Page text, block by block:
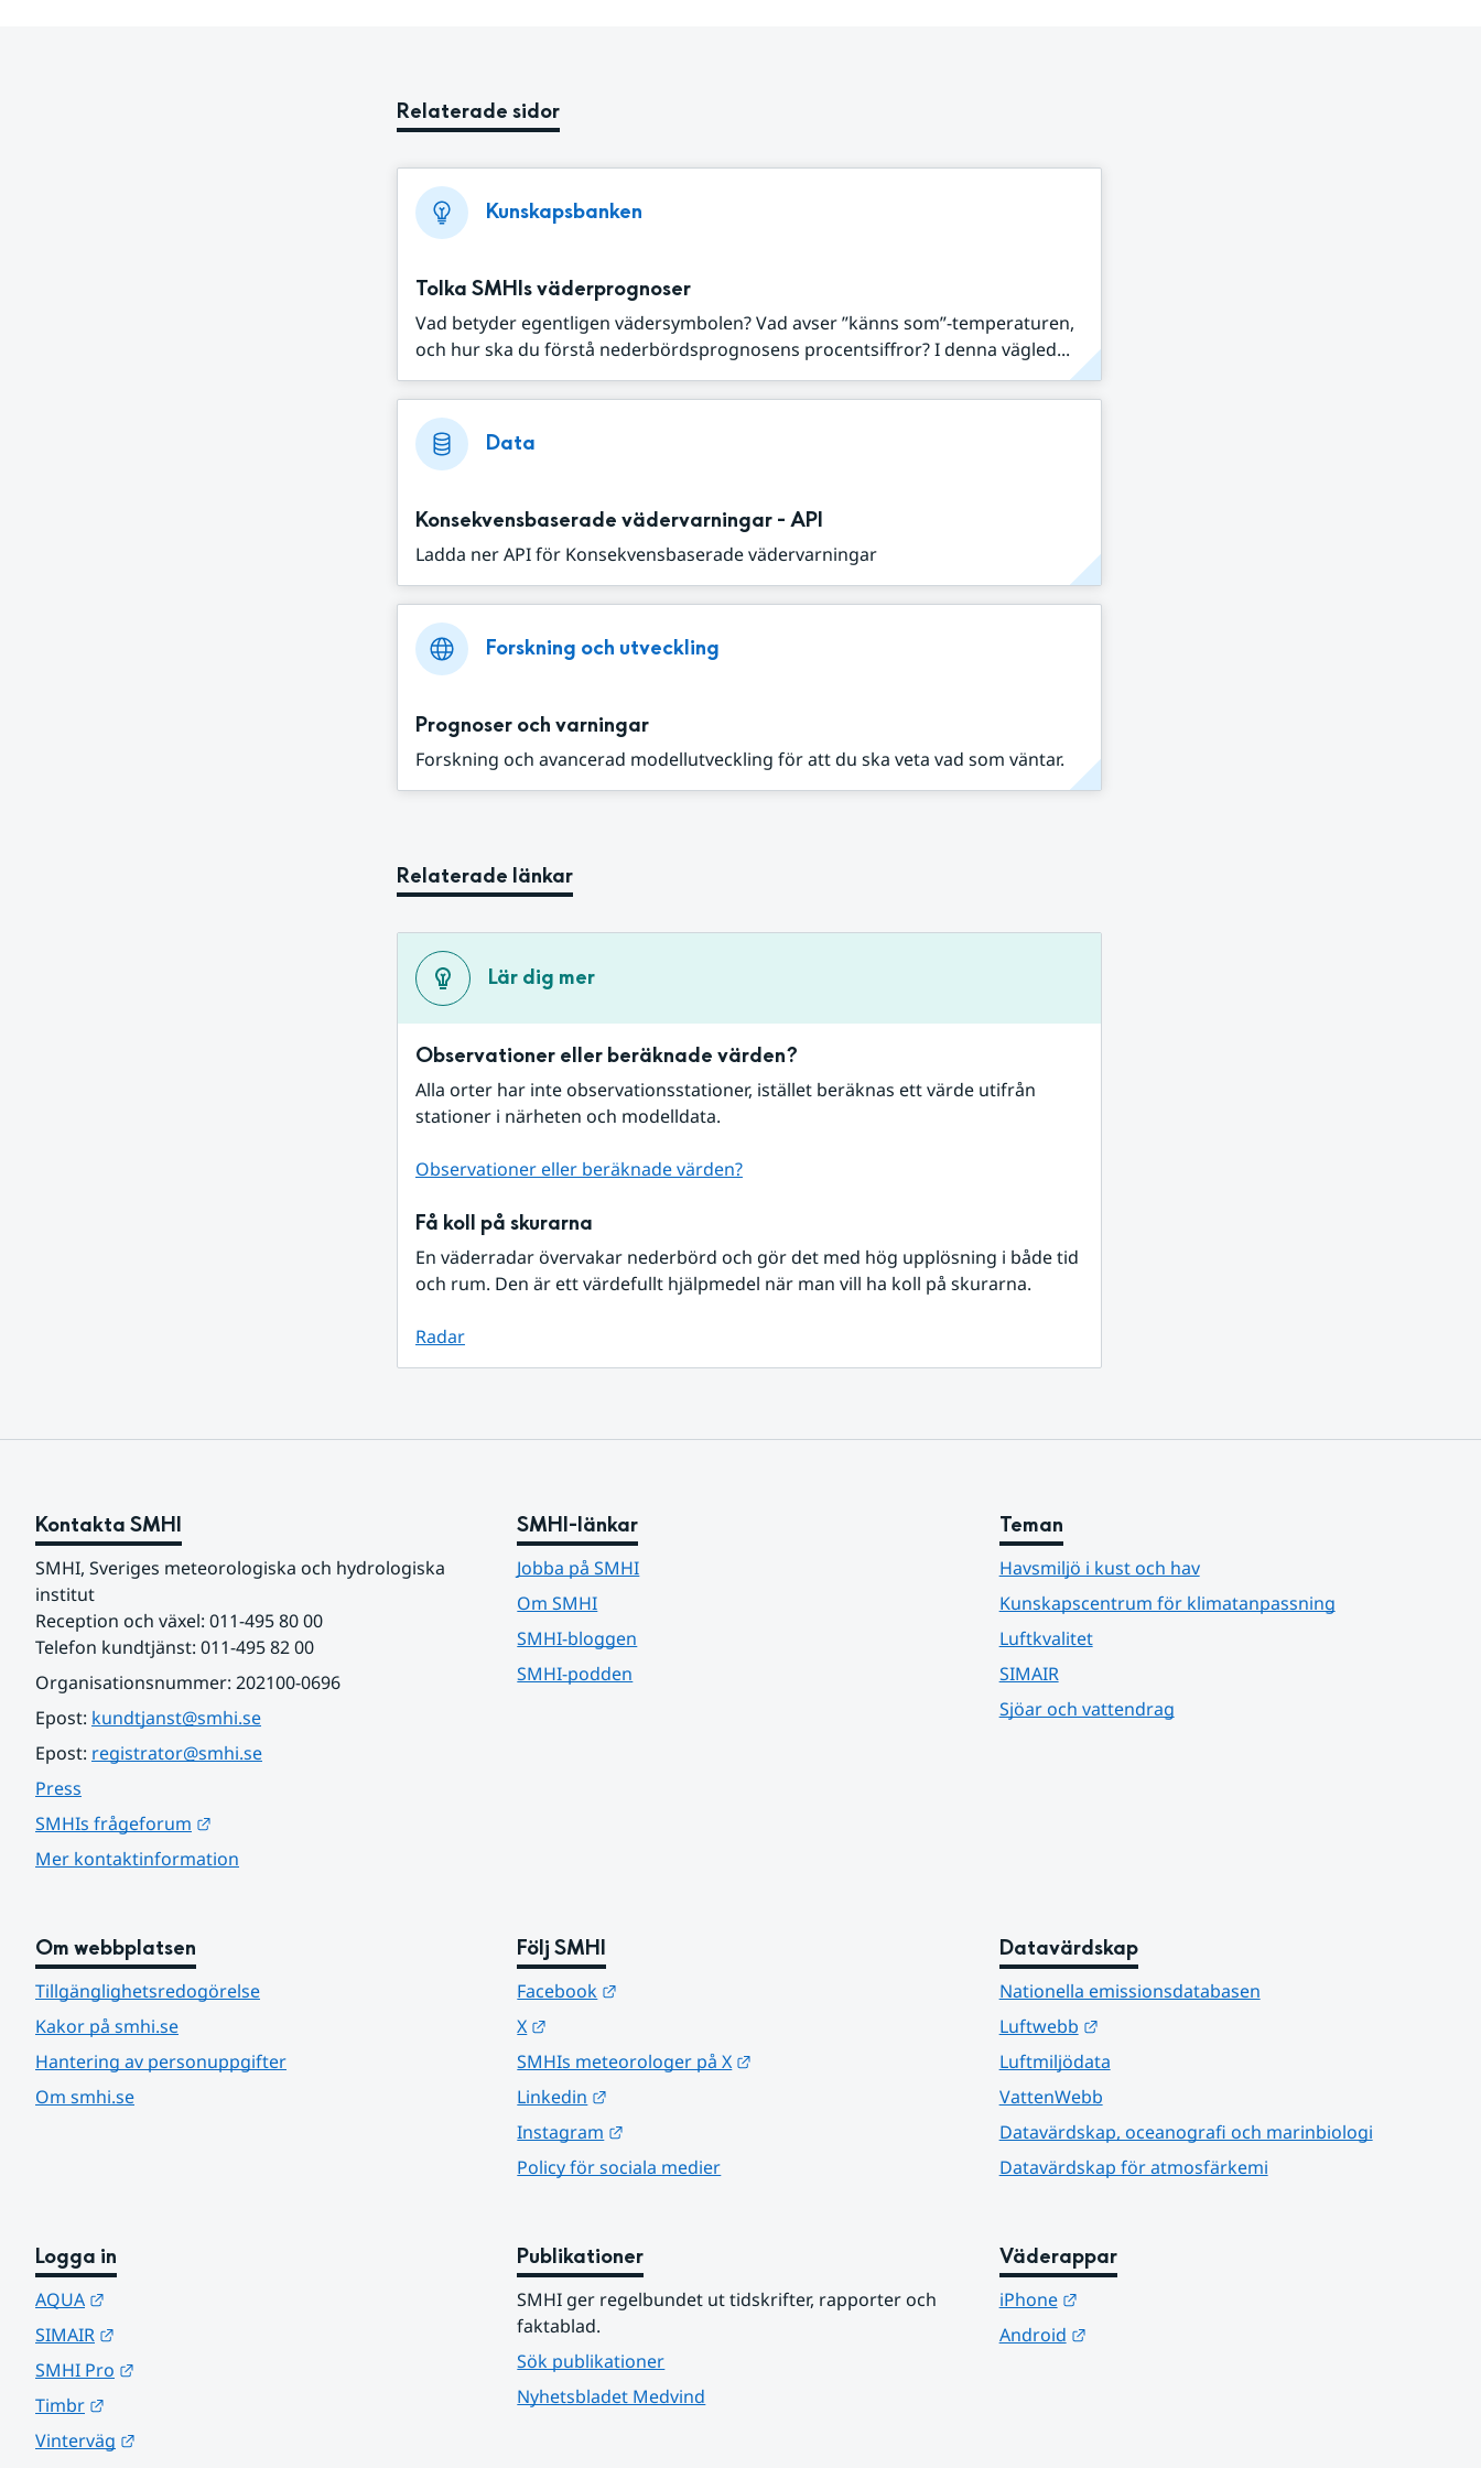
Relaterade sidor
Kunskapsbanken
Tolka SMHIs väderprognoser
Vad betyder egentligen vädersymbolen? Vad avser ”känns som”-temperaturen,
och hur ska du förstå nederbördsprognosens procentsiffror? I denna vägled...
Data
Konsekvensbaserade vädervarningar - API
Ladda ner API för Konsekvensbaserade vädervarningar
Forskning och utveckling
Prognoser och varningar
Forskning och avancerad modellutveckling för att du ska veta vad som väntar.
Relaterade länkar
Lär dig mer
Observationer eller beräknade värden?
Alla orter har inte observationsstationer, istället beräknas ett värde utifrån
stationer i närheten och modelldata.
Observationer eller beräknade värden?
Få koll på skurarna
En väderradar övervakar nederbörd och gör det med hög upplösning i både tid
och rum. Den är ett värdefullt hjälpmedel när man vill ha koll på skurarna.
Radar
Kontakta SMHI
SMHI, Sveriges meteorologiska och hydrologiska
institut
Reception och växel: 011-495 80 00
Telefon kundtjänst: 011-495 82 00
Organisationsnummer: 202100-0696
Epost: kundtjanst@smhi.se
Epost: registrator@smhi.se
Press
SMHIs frågeforum
Mer kontaktinformation
SMHI-länkar
Jobba på SMHI
Om SMHI
SMHI-bloggen
SMHI-podden
Teman
Havsmiljö i kust och hav
Kunskapscentrum för klimatanpassning
Luftkvalitet
SIMAIR
Sjöar och vattendrag
Om webbplatsen
Tillgänglighetsredogörelse
Kakor på smhi.se
Hantering av personuppgifter
Om smhi.se
Följ SMHI
Facebook
X
SMHIs meteorologer på X
Linkedin
Instagram
Policy för sociala medier
Datavärdskap
Nationella emissionsdatabasen
Luftwebb
Länk till annan webbplats.
Luftmiljödata
VattenWebb
Datavärdskap, oceanografi och marinbiologi
Datavärdskap för atmosfärkemi
Logga in
AQUA
SIMAIR
SMHI Pro
Timbr
Vinterväg
Publikationer
SMHI ger regelbundet ut tidskrifter, rapporter och
faktablad.
Sök publikationer
Nyhetsbladet Medvind
Väderappar
iPhone
Länk till annan webbplats.
Android
Länk till annan webbplats.